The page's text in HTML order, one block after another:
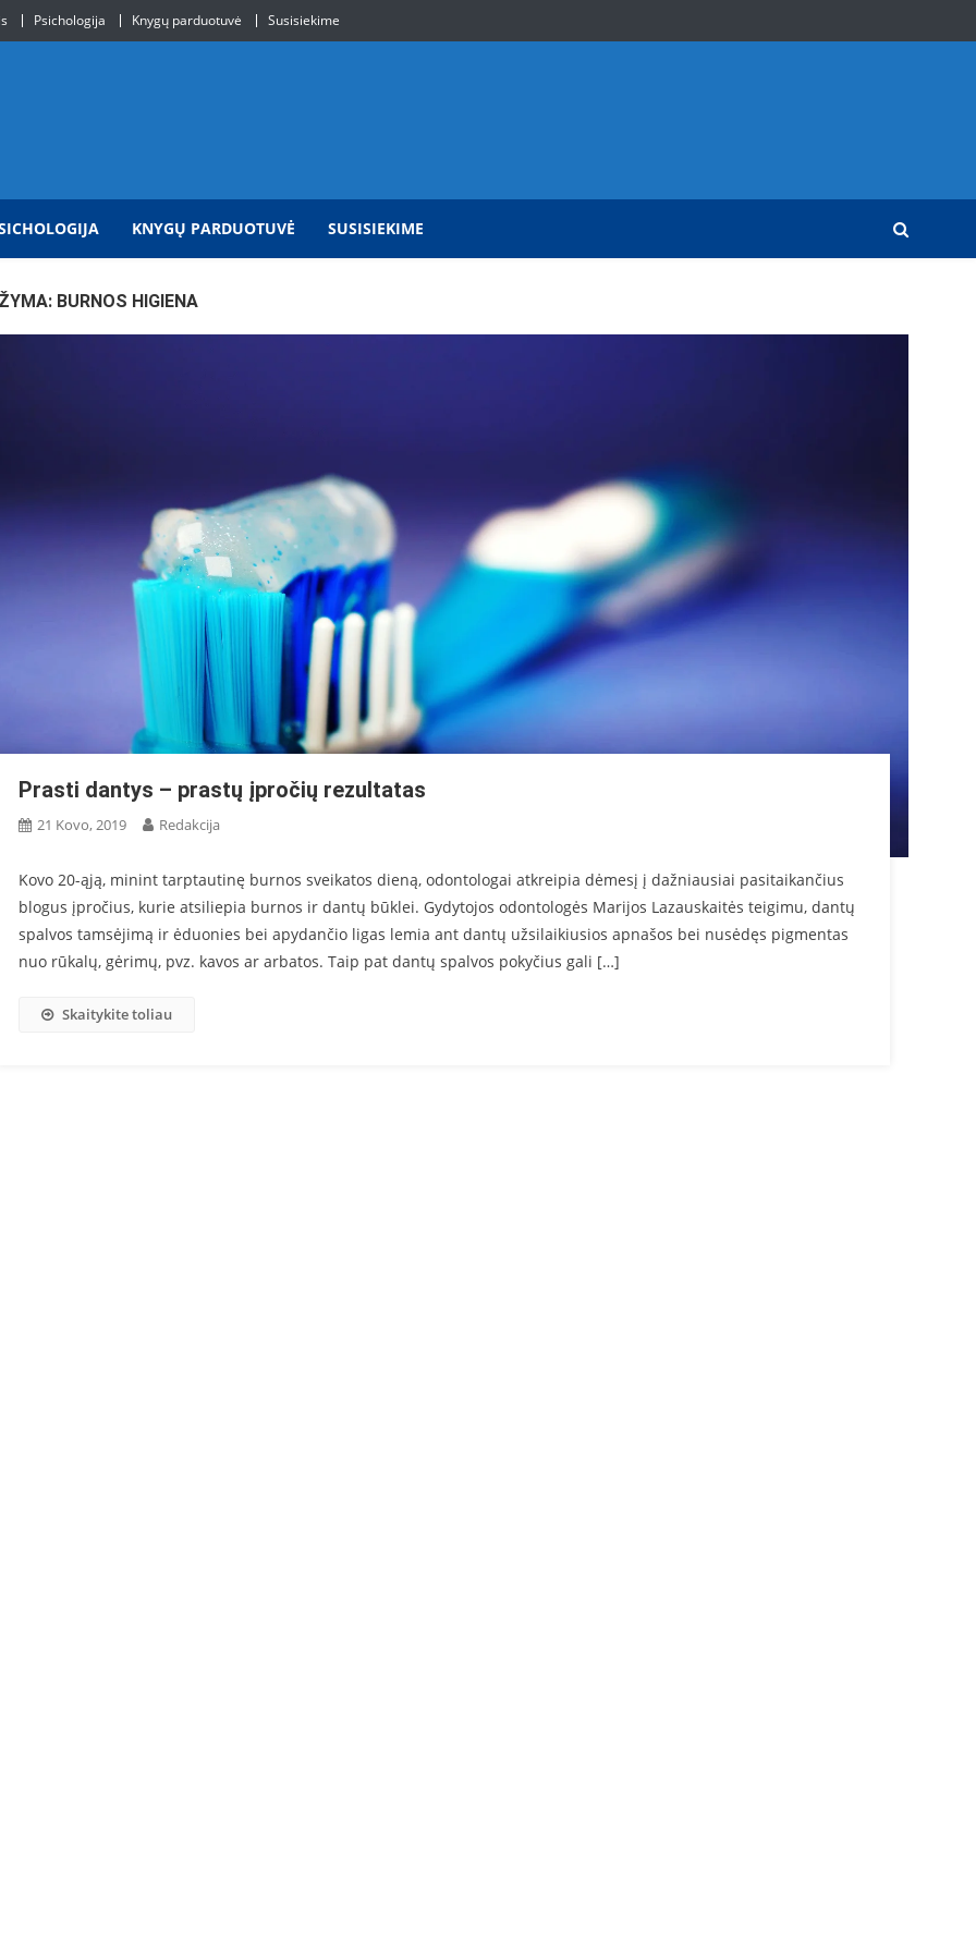
Psichologija Knygų parduotuvė Susisiekime
KNYGŲ PARDUOTUVĖ SUSISIEKIME
ŽYMA: BURNOS HIGIENA
Prasti dantys – prastų įpročių rezultatas
21 Kovo, 2019 Redakcija
Kovo 20-ąją, minint tarptautinę burnos sveikatos dieną, odontologai atkreipia dėmesį į dažniausiai pasitaikančius
blogus įpročius, kurie atsiliepia burnos ir dantų būklei. Gydytojos odontologės Marijos Lazauskaitės teigimu, dantų
spalvos tamsėjimą ir ėduonies bei apydančio ligas lemia ant dantų užsilaikiusios apnašos bei nusėdęs pigmentas
nuo rūkalų, gėrimų, pvz. kavos ar arbatos. Taip pat dantų spalvos pokyčius gali […]
Skaitykite toliau